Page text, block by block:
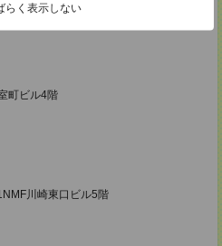
らく表示しない
30-3 甲府丸の内ビル5階
町ビル4階
川崎東口ビル5階